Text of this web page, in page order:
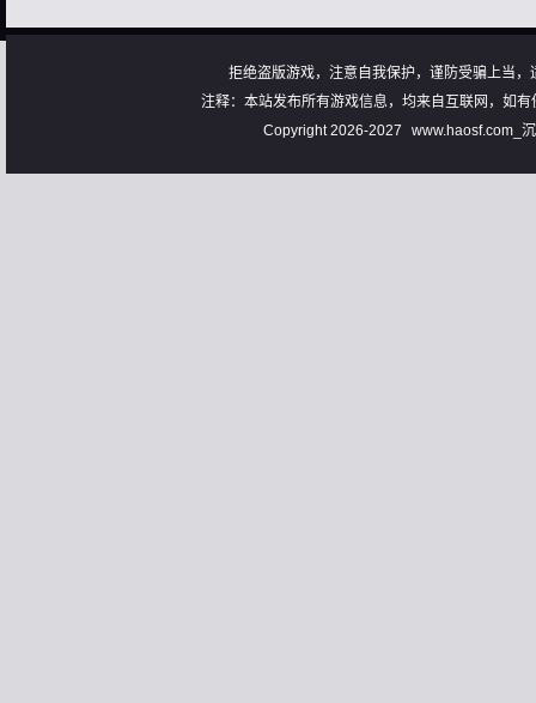
拒绝盗版游戏，注意自我保护，谨防受骗上当
注释：本站发布所有游戏信息，均来自互联网，如
Copyright 2026-2027
www.haosf.com_